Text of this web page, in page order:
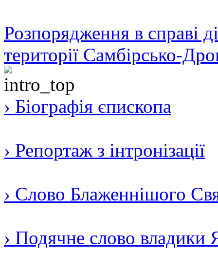
Розпорядження в справі
території Самбірсько-
› Біографія єпископа
› Репортаж з інтронізації
› Слово Блаженнішого
› Подячне слово владики